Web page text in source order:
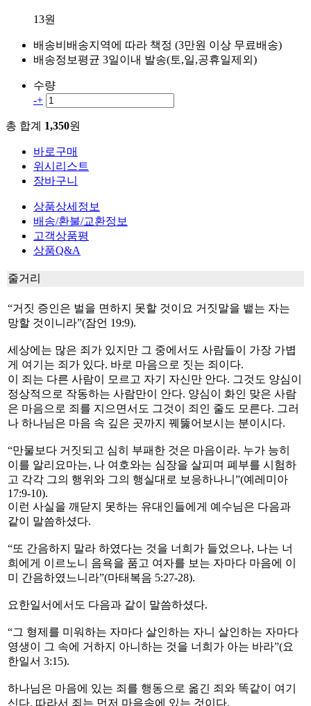
13원
배송비 배송지역에 따라 책정 (3만원 이상 무료배송)
배송정보평균 3일이내 발송(토,일,공휴일제외)
수량
-+
총 합계 1,350원
바로구매
위시리스트
장바구니
상품상세정보
배송/환불/교환정보
고객상품평
상품Q&A
줄거리
“거짓 증인은 벌을 면하지 못할 것이요 거짓말을 뱉는 자는
망할 것이니라”(잠언 19:9).
세상에는 많은 죄가 있지만 그 중에서도 사람들이 가장 가볍
게 여기는 죄가 있다. 바로 마음으로 짓는 죄이다.
이 죄는 다른 사람이 모르고 자기 자신만 안다. 그것도 양심이
정상적으로 작동하는 사람만이 안다. 양심이 화인 맞은 사람
은 마음으로 죄를 지으면서도 그것이 죄인 줄도 모른다. 그러
나 하나님은 마음 속 깊은 곳까지 꿰뚫어보시는 분이시다.
“만물보다 거짓되고 심히 부패한 것은 마음이라. 누가 능히
이를 알리요마는, 나 여호와는 심장을 살피며 폐부를 시험하
고 각각 그의 행위와 그의 행실대로 보응하나니”(예레미아
17:9-10).
이런 사실을 깨닫지 못하는 유대인들에게 예수님은 다음과
같이 말씀하셨다.
“또 간음하지 말라 하였다는 것을 너희가 들었으나, 나는 너
희에게 이르노니 음욕을 품고 여자를 보는 자마다 마음에 이
미 간음하였느니라”(마태복음 5:27-28).
요한일서에서도 다음과 같이 말씀하셨다.
“그 형제를 미워하는 자마다 살인하는 자니 살인하는 자마다
영생이 그 속에 거하지 아니하는 것을 너희가 아는 바라”(요
한일서 3:15).
하나님은 마음에 있는 죄를 행동으로 옮긴 죄와 똑같이 여기
신다. 따라서 죄는 먼저 마음속에 있는 것이다.